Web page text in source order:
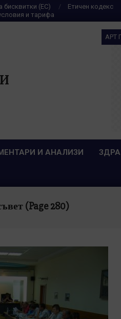
бисквитки (ЕС)
Етичен кодекс
и тарифа
АРТ
И АНАЛИЗИ
(Page 280)